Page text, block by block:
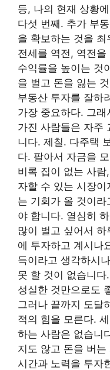
등, 나의 현재 상황
다섯 번째. 추가 부
을 확보하는 것을
전세를 역전, 역전
수익률을 높이는 것
을 벌고 돈을 잃는
부동산 투자를 잘하
가장 중요하다. 그
가진 사람들은 자주
니다. 제칠. 다주택
다. 팔아서 자금을
비록 집이 없는 사
자할 수 있는 시장
는 기회가 올 것이
야 합니다. 열심히
많이 벌고 싶어서
에 투자하고 계시나
득이라고 생각하시
못 할 것이 없습니
성실한 것만으로도
그러나 끝까지 도달
적의 힘을 모른다.
하는 사람은 없습니
지도 않고 돈을 버
시간과 노력을 투자